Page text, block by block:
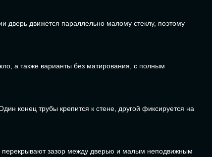
дверь движется параллельно малому стеклу, поэтому
а также варианты без матирования, с полным
Один конец трубы крепится к стене, другой фиксируется на
перекрывают зазор между дверью и малым неподвижным